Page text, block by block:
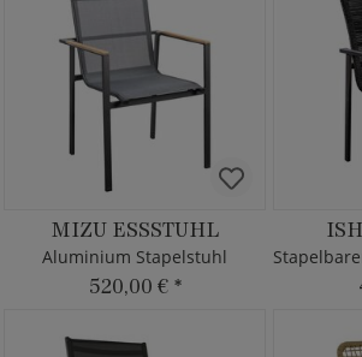
MIZU ESSSTUHL
Aluminium Stapelstuhl
520,00 € *